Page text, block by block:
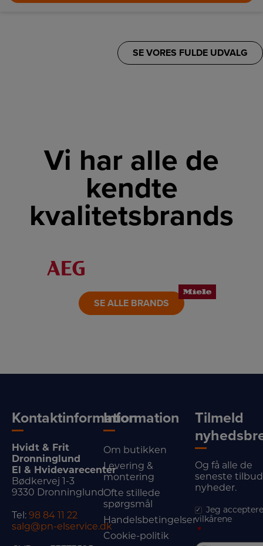
SE VORES FULDE UDVALG
Vi har alle de
kendte
kvalitetsbrands
LINK
SE ALLE BRANDS
Kontaktinformation
Hvidt & Frit
Dronninglund
El & Hvidevarecenter
Bødkervej 1-3
9330 Dronninglund
Tel: 98 84 11 22
salg@pn-elservice.dk
Information
Om butikken
Levering &
montering
Ofte stillede
spørgsmål
Handelsbetingelser
Cookie-politik
Tilmeld
Og få alle de
seneste
nyheder.
Jeg
vilkårene
*